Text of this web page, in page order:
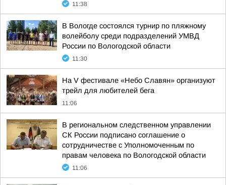
11:38
В Вологде состоялся турнир по пляжному
волейболу среди подразделений УМВД
России по Вологодской области
11:30
На V фестивале «Небо Славян» организуют
трейл для любителей бега
11:06
В региональном следственном управлении
СК России подписано соглашение о
сотрудничестве с Уполномоченным по
правам человека по Вологодской области
11:06